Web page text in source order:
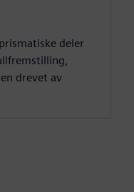
deler
drevet av